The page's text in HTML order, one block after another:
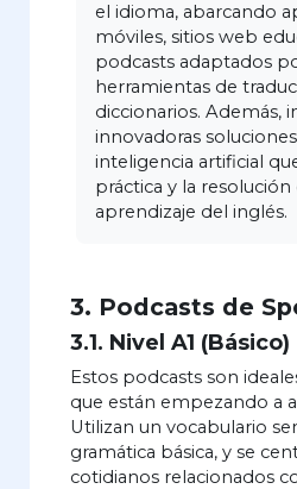
el idioma, abarcando
móviles, sitios web
podcasts adaptados
herramientas de
diccionarios. Además,
innovadoras
inteligencia artificial
práctica y la
aprendizaje del inglés.
3. Podcasts de
3.1. Nivel A1 (Básico)
Estos podcasts son
que están empezando a
Utilizan un vocabulario
gramática básica, y se
cotidianos relacionados